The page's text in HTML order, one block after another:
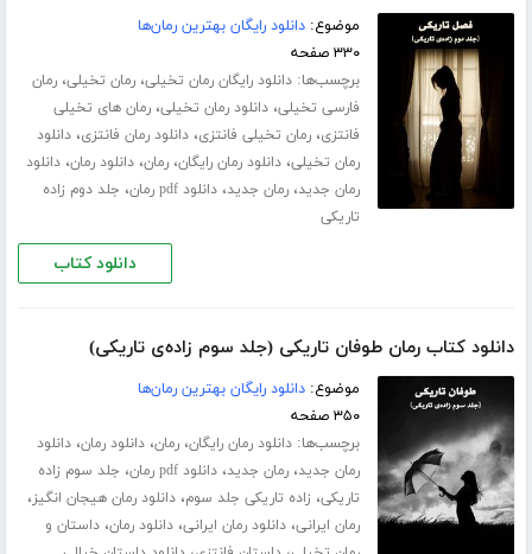
موضوع:دانلود رایگان بهترین رمان‌ها
۳۳۰ صفحه
برچسب‌ها:دانلود رایگان رمان تخیلی،رمان تخیلی،رمان
فارسی تخیلی،دانلود رمان تخیلی،رمان های تخیلی
فانتزی،رمان تخیلی فانتزی،دانلود رمان فانتزی،دانلود
رمان تخیلی،دانلود رمان رایگان،رمان،دانلود رمان،دانلود
رمان جدید،رمان جدید،دانلود pdf رمان ، جلد دوم زاده
تاریکی
دانلود کتاب
دانلود کتاب رمان طوفان تاریکی (جلد سوم زاده‌ی تاریکی)
موضوع:دانلود رایگان بهترین رمان‌ها
۳۵۰ صفحه
برچسب‌ها:دانلود رمان رایگان،رمان،دانلود رمان،دانلود
رمان جدید،رمان جدید،دانلود pdf رمان ، جلد سوم زاده
تاریکی، زاده تاریکی جلد سوم،دانلود رمان هیجان انگیز،
رمان ایرانی،دانلود رمان ایرانی،دانلود رمان،داستان و